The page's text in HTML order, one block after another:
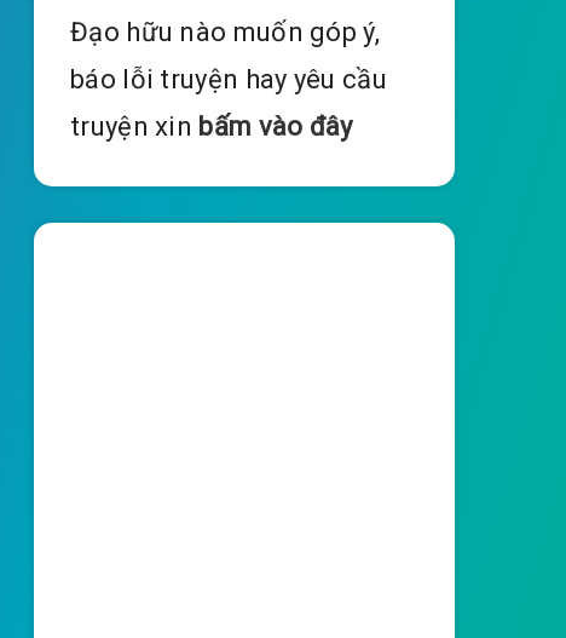
Đạo hữu nào muốn góp ý,
báo lỗi truyện hay yêu cầu
truyện xin bấm vào đây